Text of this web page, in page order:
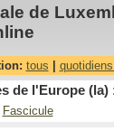
de
tous
de l'Europe (la)
Fascicule